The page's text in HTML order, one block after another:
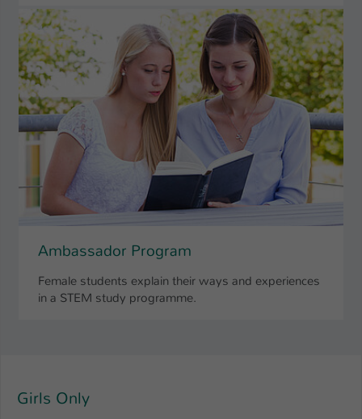
Ambassador Program
Female students explain their ways and experiences
in a STEM study programme.
Girls Only